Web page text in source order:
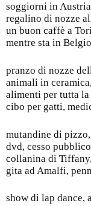
soggiorni in
regalino di nozze
un buon caffè a
mentre sta in
pranzo di nozze
animali in
alimenti per tutta
cibo per gatti,
mutandine di
dvd, cesso
collanina di
gita ad Amalfi,
show di lap dance,